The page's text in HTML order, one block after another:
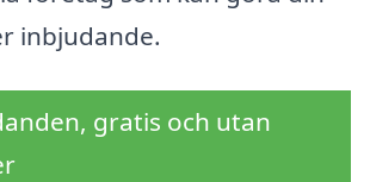
inbjudande.
gratis och utan